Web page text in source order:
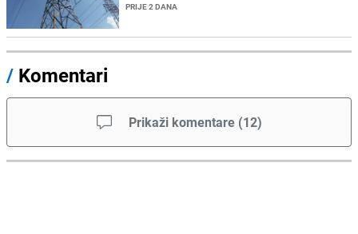
PRIJE 2 DANA
/ Komentari
Prikaži komentare (12)